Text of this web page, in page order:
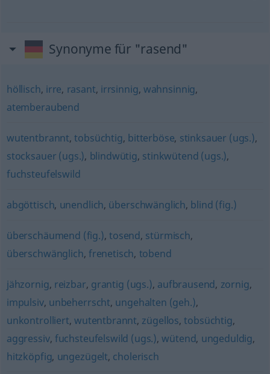
Synonyme für "rasend"
höllisch, irre, rasant, irrsinnig, wahnsinnig,
atemberaubend
wutentbrannt,tobsüchtig, bitterböse, stinksauer (ugs.),
stocksauer (ugs.), blindwütig, stinkwütend (ugs.),
fuchsteufelswild
abgöttisch, unendlich, überschwänglich, blind (fig.)
überschäumend (fig.),tosend, stürmisch,
überschwänglich, frenetisch, tobend
jähzornig, reizbar, grantig (ugs.), aufbrausend, zornig,
impulsiv, unbeherrscht, ungehalten (geh.),
unkontrolliert, wutentbrannt, zügellos,tobsüchtig,
aggressiv, fuchsteufelswild (ugs.),wütend, ungeduldig,
hitzköpfig, ungezügelt, cholerisch